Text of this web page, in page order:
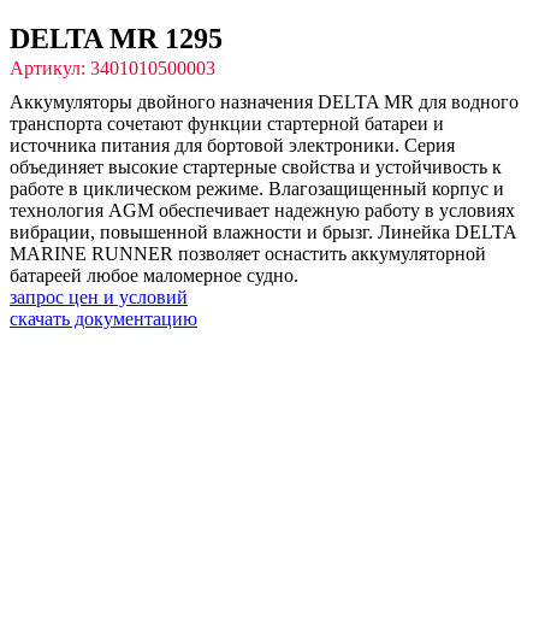
DELTA MR 1295
Артикул: 3401010500003
Аккумуляторы двойного назначения DELTA MR для водного
транспорта сочетают функции стартерной батареи и
источника питания для бортовой электроники. Cерия
объединяет высокие стартерные свойства и устойчивость к
работе в циклическом режиме. Влагозащищенный корпус и
технология AGM обеспечивает надежную работу в условиях
вибрации, повышенной влажности и брызг. Линейка DELTA
MARINE RUNNER позволяет оснастить аккумуляторной
батареей любое маломерное судно.
запрос цен и условий
скачать документацию